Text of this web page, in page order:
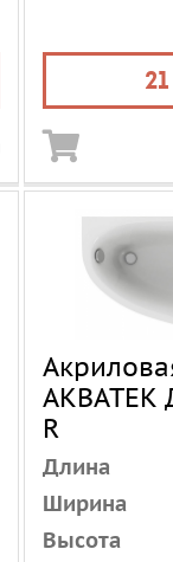
Объем, л
АКВАТЕК
R
Длина
Ширина
Высота